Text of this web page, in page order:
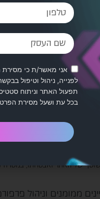
מאוד, עם ניסיון בעבודה
שוטף של האתר ואבטחתו,
ממומנים וניהול
אני מאשר/ת כי מסירת
לפנייה, ניהול וטיפול
תפעול האתר וניתוח
בכל עת ושעל מסירת